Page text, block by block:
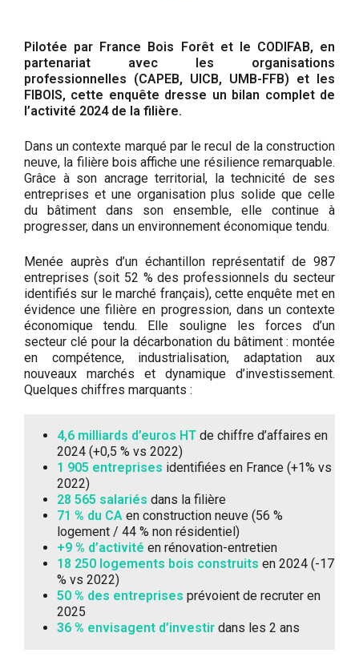
Pilotée par France Bois Forêt et le CODIFAB, en
partenariat avec les organisations
professionnelles (CAPEB, UICB, UMB-FFB) et les
FIBOIS, cette enquête dresse un bilan complet de
l’activité 2024 de la filière.
Dans un contexte marqué par le recul de la construction
neuve, la filière bois affiche une résilience remarquable.
Grâce à son ancrage territorial, la technicité de ses
entreprises et une organisation plus solide que celle
du bâtiment dans son ensemble, elle continue à
progresser, dans un environnement économique tendu.
Menée auprès d’un échantillon représentatif de 987
entreprises (soit 52 % des professionnels du secteur
identifiés sur le marché français), cette enquête met en
évidence une filière en progression, dans un contexte
économique tendu. Elle souligne les forces d’un
secteur clé pour la décarbonation du bâtiment : montée
en compétence, industrialisation, adaptation aux
nouveaux marchés et dynamique d’investissement.
Quelques chiffres marquants :
4,6 milliards d’euros HT de chiffre d’affaires en
2024 (+0,5 % vs 2022)
1 905 entreprises identifiées en France (+1% vs
2022)
28 565 salariés dans la filière
71 % du CA en construction neuve (56 %
logement / 44 % non résidentiel)
+9 % d’activité en rénovation-entretien
18 250 logements bois construits en 2024 (-17
% vs 2022)
50 % des entreprises prévoient de recruter en
2025
36 % envisagent d’investir dans les 2 ans